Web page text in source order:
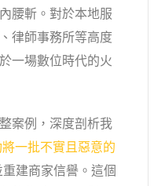
腰斬。對於本地服
律師事務所等高度
一場數位時代的火
案例，深度剖析我
一批不實且惡意的
重建商家信譽。這個